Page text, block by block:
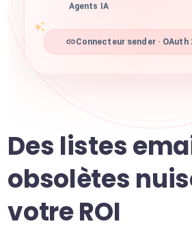
Agents IA
Connecteur sender · OAuth
Des listes
obsolètes
votre ROI